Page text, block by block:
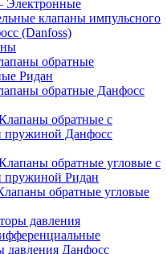
клапаны импульсного
(Danfoss)
обратные
Ридан
обратные Данфосс
обратные с
пружиной Данфосс
обратные угловые с
пружиной Ридан
обратные угловые
давления
давления Данфосс